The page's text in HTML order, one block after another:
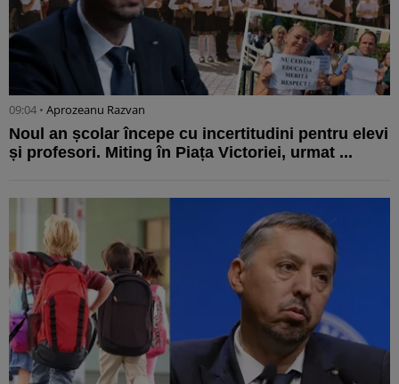
09:04 • Aprozeanu Razvan
Noul an școlar începe cu incertitudini pentru elevi
și profesori. Miting în Piața Victoriei, urmat ...